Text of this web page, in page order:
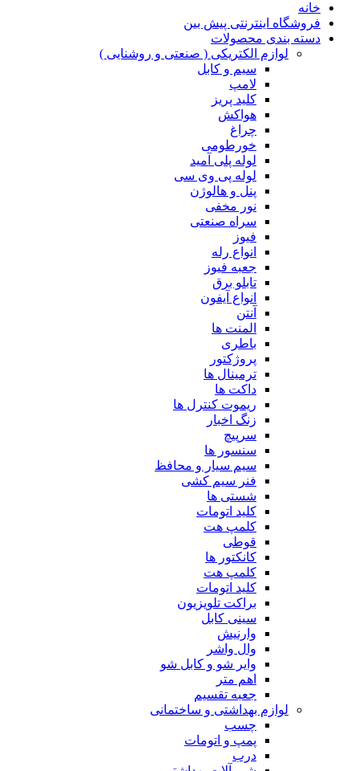
خانه
فروشگاه اینترنتی پیش بین
دسته بندی محصولات
لوازم الکتریکی ( صنعتی و روشنایی )
سیم و کابل
لامپ
کلید پریز
هواکش
چراغ
خورطومی
لوله پلی آمید
لوله پی وی سی
پنل و هالوژن
نور مخفی
سراه صنعتی
فیوز
انواع رله
جعبه فیوز
تابلو برق
انواع آیفون
آنتن
المنت ها
باطری
پروژکتور
ترمینال ها
داکت ها
ریموت کنترل ها
زنگ اخبار
سرپیچ
سنسور ها
سیم سیار و محافظ
فنر سیم کشی
شستی ها
کلید اتومات
کلمپ هت
قوطی
کانکتور ها
کلمپ هت
کلید اتومات
براکت تلویزیون
سینی کابل
وارنیش
وال واشر
وایر شو و کابل شو
اهم متر
جعبه تقسیم
لوازم بهداشتی و ساختمانی
چسب
پمپ و اتومات
درب